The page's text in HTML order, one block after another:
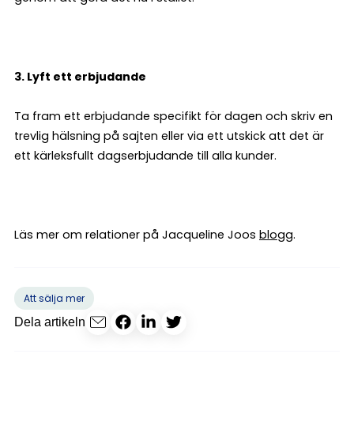
3. Lyft ett erbjudande
Ta fram ett erbjudande specifikt för dagen och skriv en
trevlig hälsning på sajten eller via ett utskick att det är
ett kärleksfullt dagserbjudande till alla kunder.
Läs mer om relationer på Jacqueline Joos blogg.
Att sälja mer
Dela artikeln